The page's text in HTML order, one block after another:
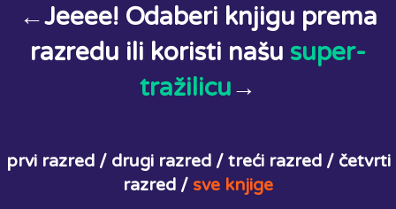
←Jeeee! Odaberi knjigu prema
razredu ili koristi našu super-
tražilicu→
prvi razred / drugi razred / treći razred / četvrti
razred / sve knjige